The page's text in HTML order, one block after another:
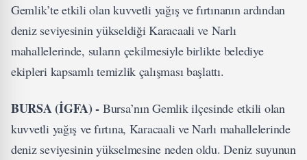
Gemlik’te etkili olan kuvvetli yağış ve fırtınanın ardından
deniz seviyesinin yükseldiği Karacaali ve Narlı
mahallelerinde, suların çekilmesiyle birlikte belediye
ekipleri kapsamlı temizlik çalışması başlattı.
BURSA (İGFA) - Bursa’nın Gemlik ilçesinde etkili olan
kuvvetli yağış ve fırtına, Karacaali ve Narlı mahallelerinde
deniz seviyesinin yükselmesine neden oldu. Deniz suyunun